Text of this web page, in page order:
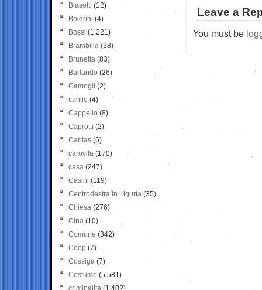
Leave a
You must be
Biasotti (12)
Boldrini (4)
Bossi (1.221)
Brambilla (38)
Brunetta (83)
Burlando (26)
Camogli (2)
canile (4)
Cappello (8)
Caprotti (2)
Caritas (6)
carovita (170)
casa (247)
Casini (119)
Centrodestra in Liguria (35)
Chiesa (276)
Cina (10)
Comune (342)
Coop (7)
Cossiga (7)
Costume (5.581)
criminalità (1.402)